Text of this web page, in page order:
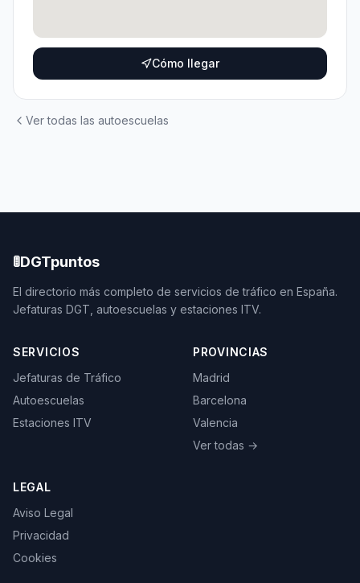
Cómo llegar
Ver todas las autoescuelas
🚦DGTpuntos
El directorio más completo de servicios de tráfico en España.
Jefaturas DGT, autoescuelas y estaciones ITV.
SERVICIOS
Jefaturas de Tráfico
Autoescuelas
Estaciones ITV
PROVINCIAS
Madrid
Barcelona
Valencia
Ver todas →
LEGAL
Aviso Legal
Privacidad
Cookies